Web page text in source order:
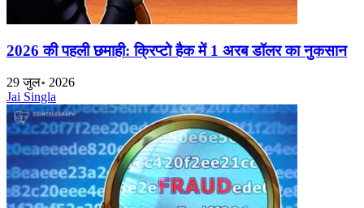
2026 की पहली छमाही: क्रिप्टो हैक में 1 अरब डॉलर का नुकसान
29 जुल॰ 2026
Jai Singla